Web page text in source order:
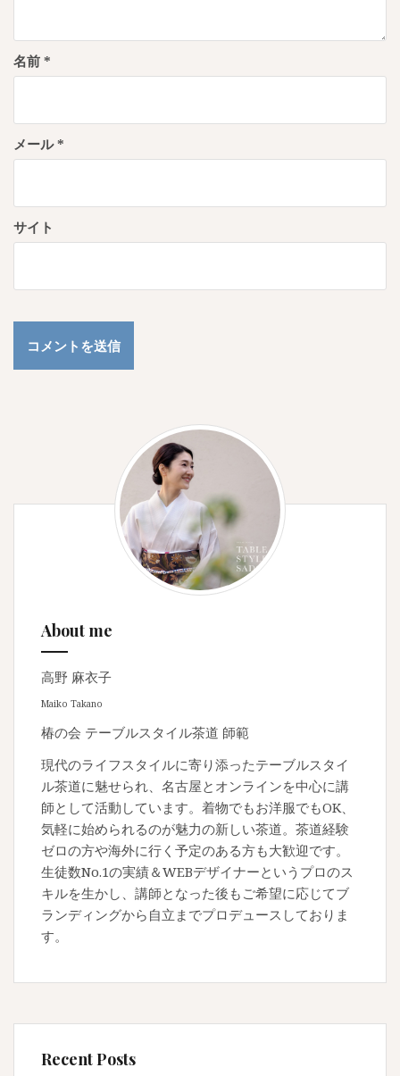
名前 *
メール*
サイト
About me
高野 麻衣子
Maiko Takano
椿の会 テーブルスタイル茶道 師範
現代のライフスタイルに寄り添ったテーブルスタイ
ル茶道に魅せられ、名古屋とオンラインを中心に講
師として活動しています。着物でもお洋服でもOK、
気軽に始められるのが魅力の新しい茶道。茶道経験
ゼロの方や海外に行く予定のある方も大歓迎です。
生徒数No.1の実績＆WEBデザイナーというプロのス
キルを生かし、講師となった後もご希望に応じてブ
ランディングから自立までプロデュースしておりま
す。
Recent Posts